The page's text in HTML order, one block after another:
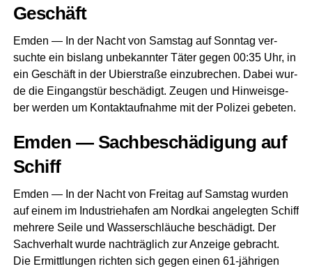
Geschäft
Emden — In der Nacht von Sams­tag auf Sonn­tag ver­
such­te ein bis­lang unbe­kann­ter Täter gegen 00:35 Uhr, in
ein Geschäft in der Ubier­stra­ße ein­zu­bre­chen. Dabei wur­
de die Ein­gangs­tür beschä­digt. Zeu­gen und Hin­weis­ge­
ber wer­den um Kon­takt­auf­nah­me mit der Poli­zei gebeten.
Emden — Sach­be­schä­di­gung auf
Schiff
Emden — In der Nacht von Frei­tag auf Sams­tag wur­den
auf einem im Indus­trie­ha­fen am Nord­kai ange­leg­ten Schiff
meh­re­re Sei­le und Was­ser­schläu­che beschä­digt. Der
Sach­ver­halt wur­de nach­träg­lich zur Anzei­ge gebracht.
Die Ermitt­lun­gen rich­ten sich gegen einen 61-jäh­ri­gen